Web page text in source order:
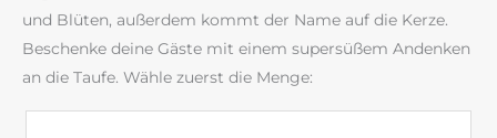
und Blüten, außerdem kommt der Name auf die Kerze.
Beschenke deine Gäste mit einem supersüßem Andenken
an die Taufe. Wähle zuerst die Menge: